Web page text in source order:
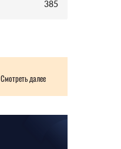
385
Смотреть далее